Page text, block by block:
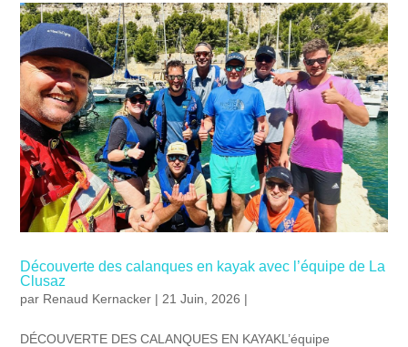
Découverte des calanques en kayak avec l’équipe de La
Clusaz
par Renaud Kernacker | 21 Juin, 2026 |
DÉCOUVERTE DES CALANQUES EN KAYAKL’équipe